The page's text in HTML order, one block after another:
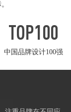
TOP100
中国品牌设计100强